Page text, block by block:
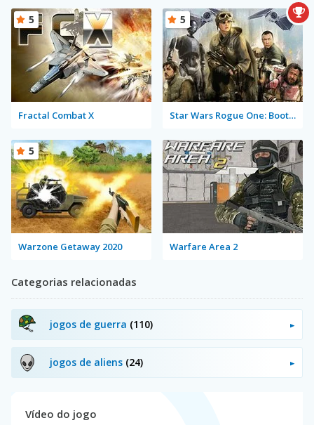
Fractal Combat X
5
Star Wars Rogue One: Boots on the Ground
5
Warzone Getaway 2020
5
Warfare Area 2
Categorias relacionadas
jogos de guerra (110)
jogos de aliens (24)
Vídeo do jogo